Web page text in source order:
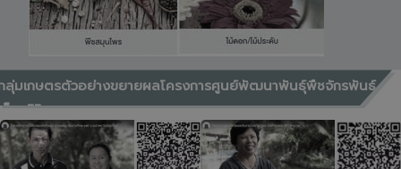
ลุ่มเกษตรตัวอย่างขยายผลโครงการศูนย์พัฒนาพันธุ์พืชจักรพันธ์
พ็ญศิริ